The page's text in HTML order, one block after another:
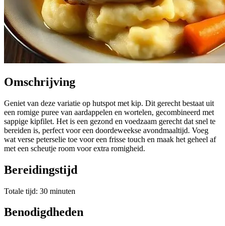
Omschrijving
Geniet van deze variatie op hutspot met kip. Dit gerecht bestaat uit
een romige puree van aardappelen en wortelen, gecombineerd met
sappige kipfilet. Het is een gezond en voedzaam gerecht dat snel te
bereiden is, perfect voor een doordeweekse avondmaaltijd. Voeg
wat verse peterselie toe voor een frisse touch en maak het geheel af
met een scheutje room voor extra romigheid.
Bereidingstijd
Totale tijd: 30 minuten
Benodigdheden